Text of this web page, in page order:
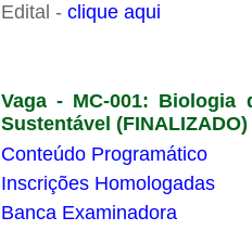
Edital - clique aqui
Vaga - MC-001: Biologia
Sustentável (FINALIZADO)
Conteúdo Programático
Inscrições Homologadas
Banca Examinadora